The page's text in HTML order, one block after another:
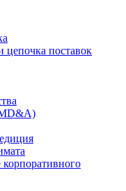
цепочка поставок